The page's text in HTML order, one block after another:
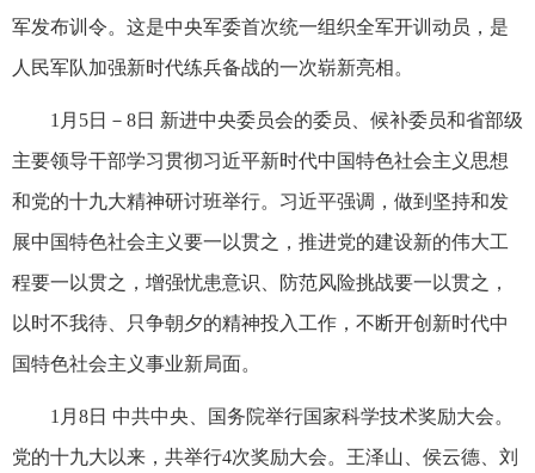
军发布训令。这是中央军委首次统一组织全军开训动员，是
人民军队加强新时代练兵备战的一次崭新亮相。
1月5日－8日 新进中央委员会的委员、候补委员和省部级
主要领导干部学习贯彻习近平新时代中国特色社会主义思想
和党的十九大精神研讨班举行。习近平强调，做到坚持和发
展中国特色社会主义要一以贯之，推进党的建设新的伟大工
程要一以贯之，增强忧患意识、防范风险挑战要一以贯之，
以时不我待、只争朝夕的精神投入工作，不断开创新时代中
国特色社会主义事业新局面。
1月8日 中共中央、国务院举行国家科学技术奖励大会。
党的十九大以来，共举行4次奖励大会。王泽山、侯云德、刘